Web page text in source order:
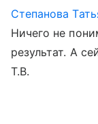
Степанова
Ничего не
результат. А
Т.В.